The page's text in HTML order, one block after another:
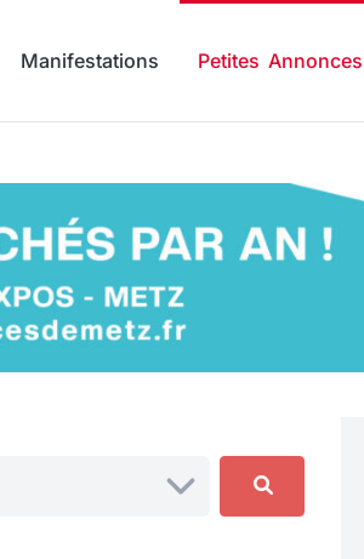
Manifestations Petites Annonces